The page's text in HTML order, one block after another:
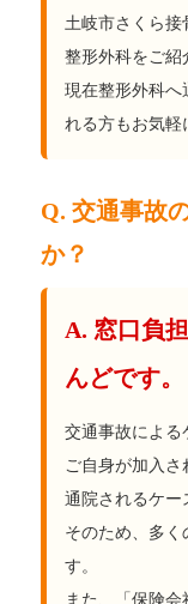
土岐市さくら接
整形外科をご紹
現在整形外科へ
れる方もお気軽
Q. 交通事故
か？
A. 窓口負
んどです。
交通事故による
ご自身が加入
通院されるケー
そのため、多く
す。
また、「保険